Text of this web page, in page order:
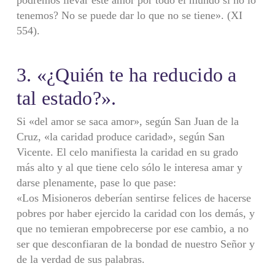
tenemos? No se puede dar lo que no se tiene». (XI
554).
3. «¿Quién te ha reducido a
tal estado?».
Si «del amor se saca amor», según San Juan de la
Cruz, «la caridad produce caridad», según San
Vicente. El celo manifiesta la caridad en su grado
más alto y al que tiene celo sólo le interesa amar y
darse plenamente, pase lo que pase:
«Los Misioneros deberían sentirse felices de hacerse
pobres por haber ejercido la caridad con los demás, y
que no temieran empobrecerse por ese cambio, a no
ser que desconfiaran de la bondad de nuestro Señor y
de la verdad de sus palabras.